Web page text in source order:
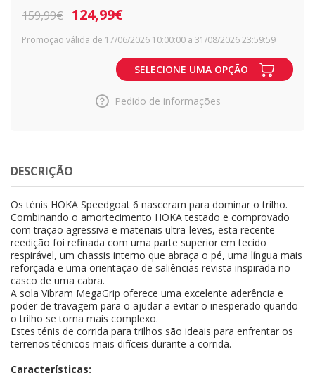
159,99€ 124,99€
Promoção válida de 17/06/2026 10:00:00 a 31/08/2026 23:59:59
SELECIONE UMA OPÇÃO
Pedido de informações
DESCRIÇÃO
Os ténis HOKA Speedgoat 6 nasceram para dominar o trilho.
Combinando o amortecimento HOKA testado e comprovado
com tração agressiva e materiais ultra-leves, esta recente
reedição foi refinada com uma parte superior em tecido
respirável, um chassis interno que abraça o pé, uma língua mais
reforçada e uma orientação de saliências revista inspirada no
casco de uma cabra.
A sola Vibram MegaGrip oferece uma excelente aderência e
poder de travagem para o ajudar a evitar o inesperado quando
o trilho se torna mais complexo.
Estes ténis de corrida para trilhos são ideais para enfrentar os
terrenos técnicos mais difíceis durante a corrida.
Características: